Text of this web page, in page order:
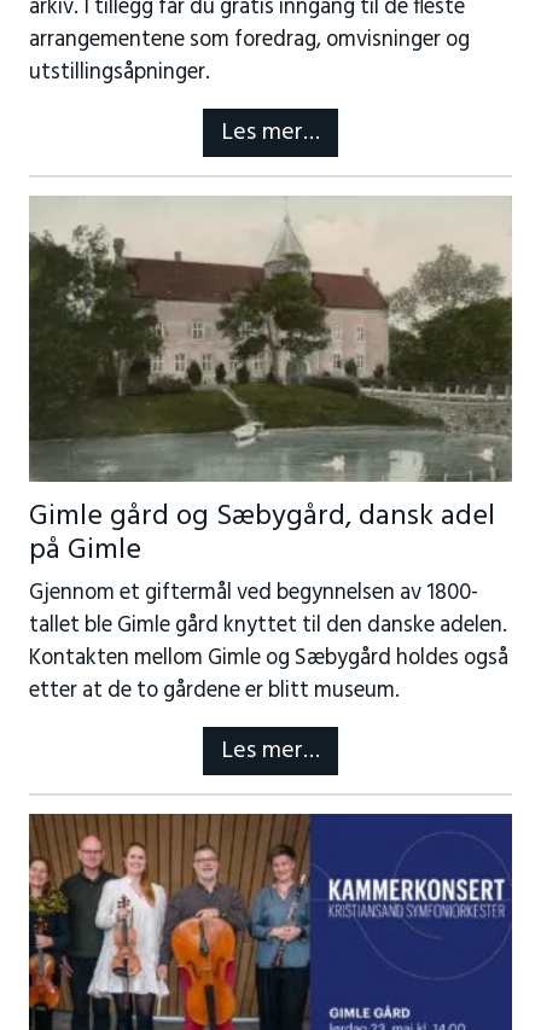
arkiv. I tillegg får du gratis inngang til de fleste
arrangementene som foredrag, omvisninger og
utstillingsåpninger.
Les mer…
Gimle gård og Sæbygård, dansk adel
på Gimle
Gjennom et giftermål ved begynnelsen av 1800-
tallet ble Gimle gård knyttet til den danske adelen.
Kontakten mellom Gimle og Sæbygård holdes også
etter at de to gårdene er blitt museum.
Les mer…